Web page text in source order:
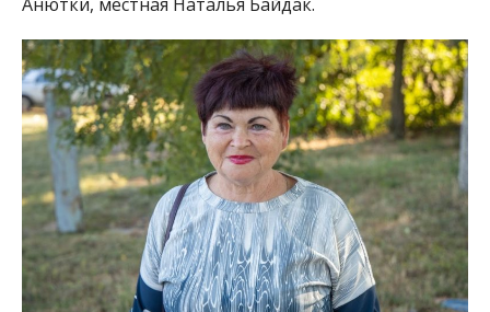
Здание детского сада – с замененной крышей.
Фасад утепляют и «обшивают» разноцветными
плитками.
«Заливаем пандусы. Они будут оснащены системой
снеготаяния. Во дворе расчищаем площадки под
беседки. Для пожарной безопасности смонтируем
аварийные лестницы. Садик будет красивый и
современный », – подчеркнул представитель
подрядной организации Виталий Онищук.